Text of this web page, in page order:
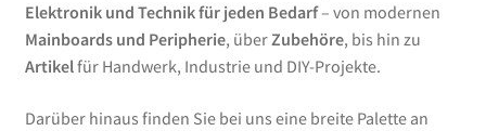
Elektronik und Technik für jeden Bedarf– von modernen
Mainboards und Peripherie, überZubehöre, bis hin zu
Artikelfür Handwerk, Industrie und DIY-Projekte.
Darüber hinaus finden Sie bei uns eine breite Palette an